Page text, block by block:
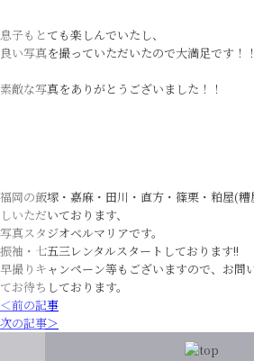
息子もとても楽しんでいたし、
良い写真を撮っていただいたので大満足です！！
素敵な写真をありがとうございました！！
福岡の飯塚・嘉麻・田川・直方・篠栗・粕屋(
しいただいております、
写真スタジオベルマリアです。
振袖・七五三レンタルスタートしております!!
早撮りキャンペーン等もございますので、お問
てお待ちしております。
＜前の記事
次の記事＞